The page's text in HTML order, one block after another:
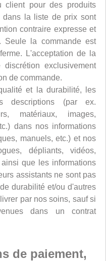
client pour des produits
dans la liste de prix sont
contraire expresse et
la commande est
L'acceptation de la
exclusivement
de commande.
et la durabilité, les
descriptions (par ex.
matériaux, images,
dans nos informations
manuels, etc.) et nos
dépliants, vidéos,
que les informations
assistants ne sont pas
durabilité et/ou d'autres
par nos soins, sauf si
dans un contrat
de paiement,